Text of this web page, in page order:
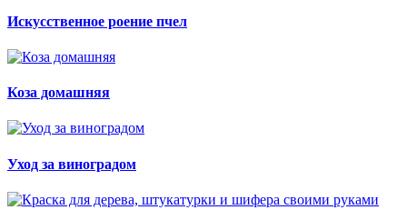
Искусственное роение пчел
Коза домашняя
Уход за виноградом